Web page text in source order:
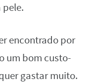
encontrado por
um bom custo-
gastar muito.